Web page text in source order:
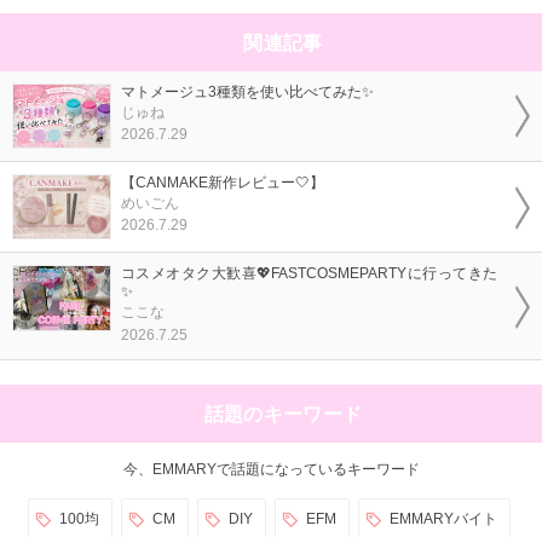
関連記事
マトメージュ3種類を使い比べてみた✨
じゅね
2026.7.29
【CANMAKE新作レビュー🤍】
めいごん
2026.7.29
コスメオタク大歓喜💖FASTCOSMEPARTYに行ってきた
✨
ここな
2026.7.25
話題のキーワード
今、EMMARYで話題になっているキーワード
100均 CM DIY EFM EMMARYバイト